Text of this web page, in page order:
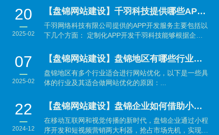
20
2025-02
【盘锦网站建设】千羽科技提供哪些APP开发服务？
千羽网络科技有限公司提供的APP开发服务主要包括以
下几个方面： 定制化APP开发千羽科技能够根据企业
07
2025-02
【盘锦网站建设】盘锦地区有哪些行业适合做网站优化？
盘锦地区有多个行业适合进行网站优化，以下是一些具
体的行业及其适合做网站优化的原因：...
22
2024-12
【盘锦网站建设】盘锦企业如何借助小程序开发与短视频营销抢占市场先机？
在移动互联网和视觉传播的新时代，盘锦企业通过小程
序开发和短视频营销两大利器，抢占市场先机，实现品